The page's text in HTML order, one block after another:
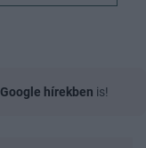
Google hírekben is!